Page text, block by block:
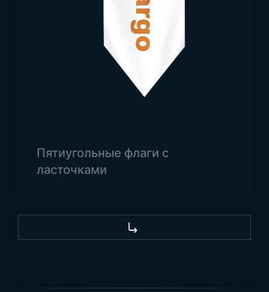
для представления страны на культурных
мероприятиях, образовательных презентациях,
исторических выставках, конференциях и
рекламных стендах.
государственных флагов
потребностей свяжитесь с Trend Bayrak.
Пятиугольные флаги с
ласточками